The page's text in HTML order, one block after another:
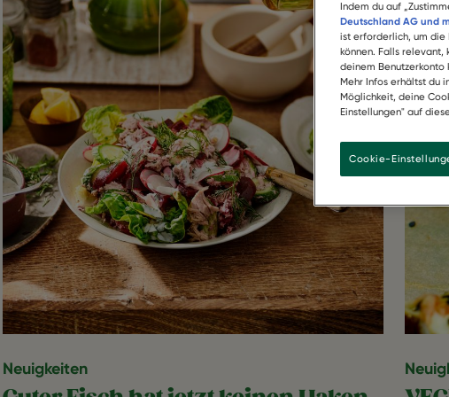
Neuigkeiten
Indem du auf
Deutschland AG und
ist erforderlich, um die
können. Falls relevant,
deinem Benutzerkonto
Mehr Infos erhältst du
Möglichkeit, deine
Einstellungen" auf
Cookie-